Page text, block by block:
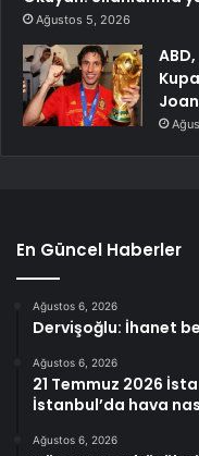
Ağustos 5, 2026
En Güncel Haberler
Ağustos 6, 2026
Dervişoğlu: İhanet
Ağustos 6, 2026
21 Temmuz 2026
İstanbul’da hava
Ağustos 6, 2026